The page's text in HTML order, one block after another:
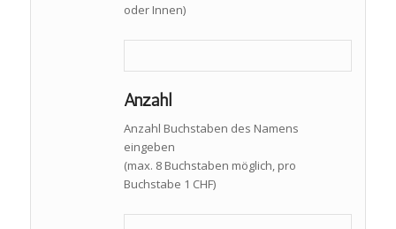
oder Innen)
Anzahl
Anzahl Buchstaben des Namens
eingeben
(max. 8 Buchstaben möglich, pro
Buchstabe 1 CHF)